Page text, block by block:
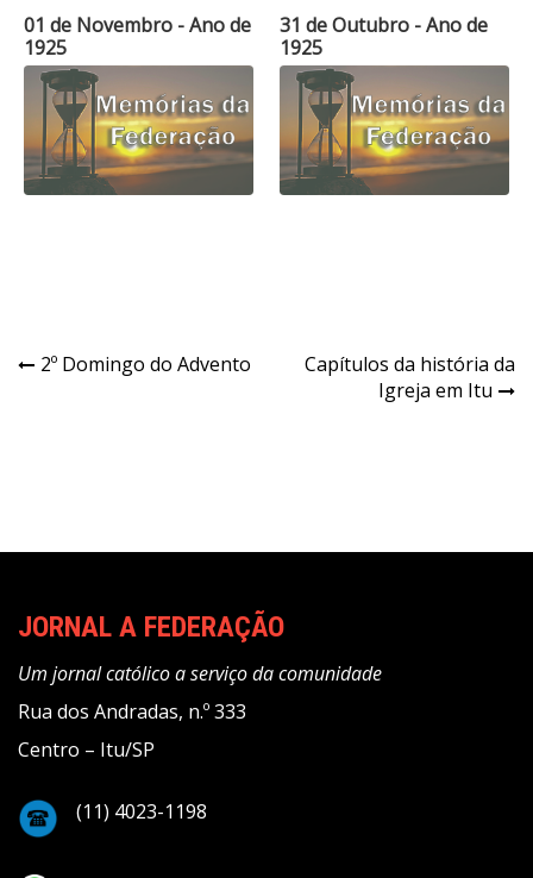
01 de Novembro - Ano de
1925
31 de Outubro - Ano de
1925
Navegação
2º Domingo do Advento
Capítulos da história da
Igreja em Itu
JORNAL A FEDERAÇÃO
Um jornal católico a serviço da comunidade
Rua dos Andradas, n.º 333
Centro – Itu/SP
(11) 4023-1198